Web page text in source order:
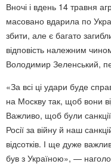
Вночі і вдень 14 травня
масовано вдарила по
збити, але є багато
відповість належним
Володимир Зеленський,
«За всі ці удари буде
на Москву так, щоб вони
Важливо, щоб були санкції
Росії за війну й наш
відсотків. І ще дуже
був з Україною», —